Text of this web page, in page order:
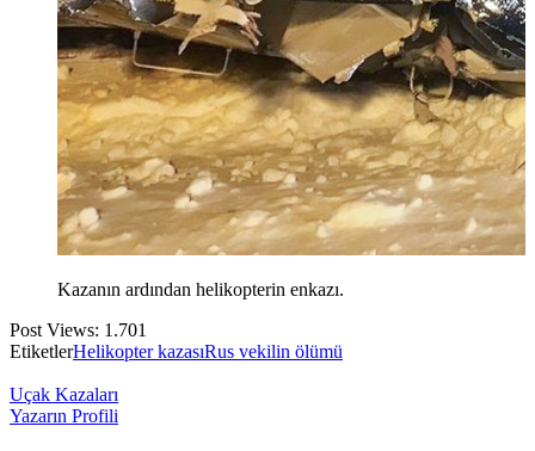
Kazanın ardından helikopterin enkazı.
Post Views: 1.701
EtiketlerHelikopter kazasıRus vekilin ölümü
Uçak Kazaları
Yazarın Profili